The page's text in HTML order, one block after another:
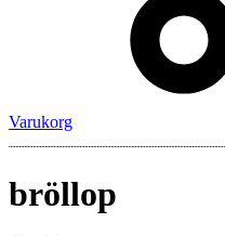
Varukorg
bröllop